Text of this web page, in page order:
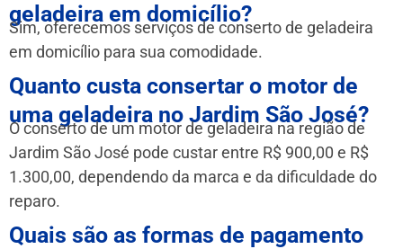
geladeira em domicílio?
Sim, oferecemos serviços de conserto de geladeira
em domicílio para sua comodidade.
Quanto custa consertar o motor de
uma geladeira no Jardim São José?
O conserto de um motor de geladeira na região de
Jardim São José pode custar entre R$ 900,00 e R$
1.300,00, dependendo da marca e da dificuldade do
reparo.
Quais são as formas de pagamento